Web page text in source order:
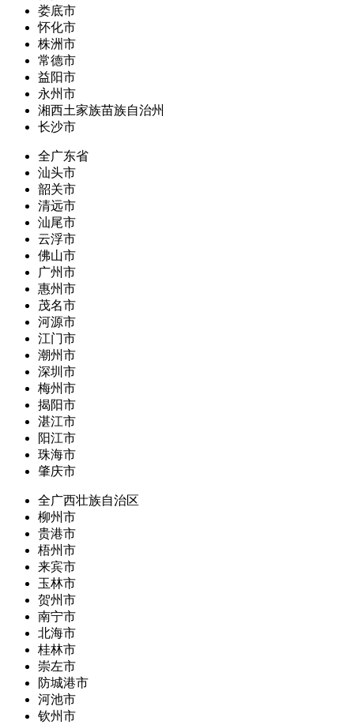
娄底市
怀化市
株洲市
常德市
益阳市
永州市
湘西土家族苗族自治州
长沙市
全广东省
汕头市
韶关市
清远市
汕尾市
云浮市
佛山市
广州市
惠州市
茂名市
河源市
江门市
潮州市
深圳市
梅州市
揭阳市
湛江市
阳江市
珠海市
肇庆市
全广西壮族自治区
柳州市
贵港市
梧州市
来宾市
玉林市
贺州市
南宁市
北海市
桂林市
崇左市
防城港市
河池市
钦州市